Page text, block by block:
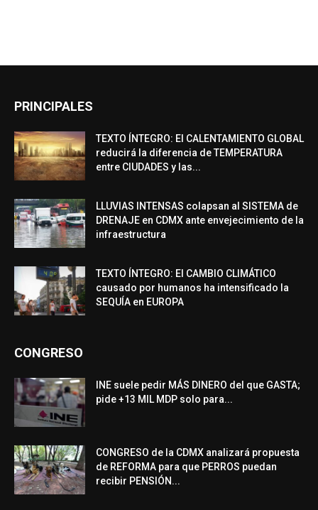
PRINCIPALES
TEXTO ÍNTEGRO: El CALENTAMIENTO GLOBAL
reducirá la diferencia de TEMPERATURA
entre CIUDADES y las...
LLUVIAS INTENSAS colapsan al SISTEMA de
DRENAJE en CDMX ante envejecimiento de la
infraestructura
TEXTO ÍNTEGRO: El CAMBIO CLIMÁTICO
causado por humanos ha intensificado la
SEQUÍA en EUROPA
CONGRESO
INE suele pedir MÁS DINERO del que GASTA;
pide +13 MIL MDP solo para...
CONGRESO de la CDMX analizará propuesta
de REFORMA para que PERROS puedan
recibir PENSIÓN...